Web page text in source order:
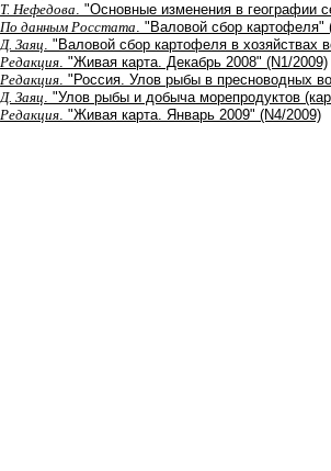
Т. Нефедова . "Основные изменения в географии
По данным Росстата . "Валовой сбор картофеля"
Д. Заяц . "Валовой сбор картофеля в хозяйствах
Редакция . "Живая карта. Декабрь 2008" (N1/2009)
Редакция . "Россия. Улов рыбы в пресноводных
Д. Заяц . "Улов рыбы и добыча морепродуктов
Редакция . "Живая карта. Январь 2009" (N4/2009)